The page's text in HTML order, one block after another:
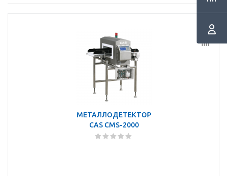
МЕТАЛЛОДЕТЕКТОР
CAS CMS-2000